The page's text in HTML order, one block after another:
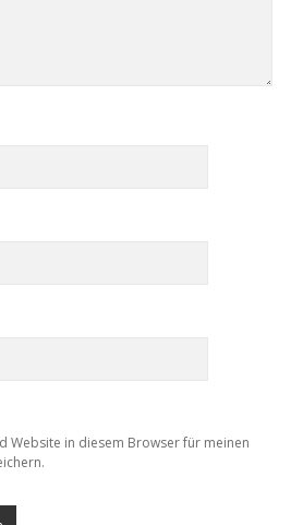
Website in diesem Browser für meinen